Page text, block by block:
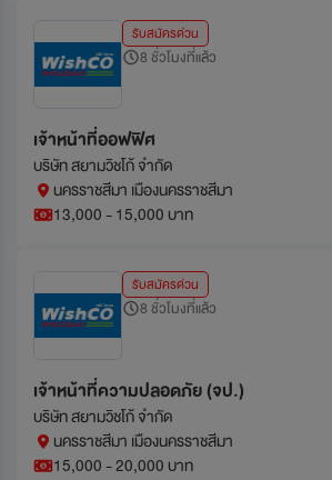
รับสมัครด่วน
8 ชั่วโมงที่แล้ว
เจ้าหน้าที่ออฟฟิศ
บริษัท สยามวิชโก้ จำกัด
นครราชสีมา เมืองนครราชสีมา
13,000 - 15,000 บาท
รับสมัครด่วน
8 ชั่วโมงที่แล้ว
เจ้าหน้าที่ความปลอดภัย (จป.)
บริษัท สยามวิชโก้ จำกัด
นครราชสีมา เมืองนครราชสีมา
15,000 - 20,000 บาท